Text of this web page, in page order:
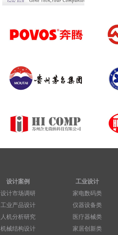
设计案例
工业设计
设计市场调研
家电数码类
工业产品设计
仪器设备类
人机分析研究
医疗器械类
机械结构设计
家居创新类